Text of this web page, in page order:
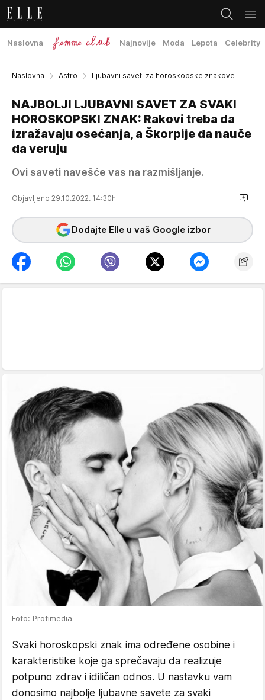
Naslovna Najnovije Moda Lepota Celebrity
Naslovna Astro Ljubavni saveti za horoskopske znakove
NAJBOLJI LJUBAVNI SAVET ZA SVAKI
HOROSKOPSKI ZNAK: Rakovi treba da
izražavaju osećanja, a Škorpije da nauče
da veruju
Ovi saveti navešće vas na razmišljanje.
Objavljeno 29.10.2022. 14:30h
Dodajte Elle u vaš Google izbor
Foto: Profimedia
Svaki horoskopski znak ima određene osobine i
karakteristike koje ga sprečavaju da realizuje
potpuno zdrav i idiličan odnos. U nastavku vam
donosimo najbolje ljubavne savete za svaki